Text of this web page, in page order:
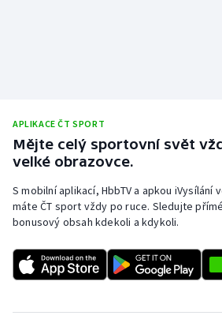
APLIKACE ČT SPORT
Mějte celý sportovní svět
velké obrazovce.
S mobilní aplikací, HbbTV a apkou
máte ČT sport vždy po ruce. Sledujte
bonusový obsah kdekoli a kdykoli.